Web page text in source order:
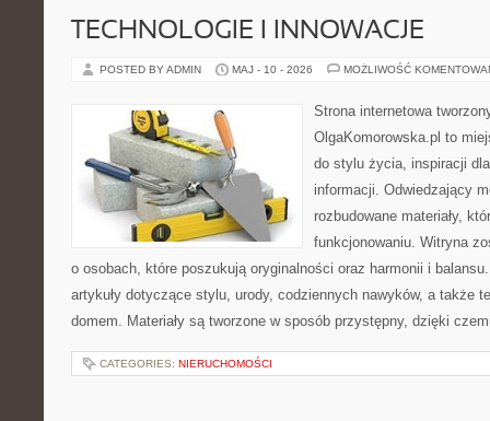
TECHNOLOGIE I INNOWACJE
POSTED BY ADMIN MAJ - 10 - 2026 MOŻLIWOŚĆ
Strona internetowa
OlgaKomorowska.pl to
do stylu życia, inspiracji
informacji. Odwiedzający
rozbudowane materiały,
funkcjonowaniu. Witryna
o osobach, które poszukują oryginalności oraz harmonii i
artykuły dotyczące stylu, urody, codziennych nawyków, a także
domem. Materiały są tworzone w sposób przystępny, dzięki
CATEGORIES: NIERUCHOMOŚCI